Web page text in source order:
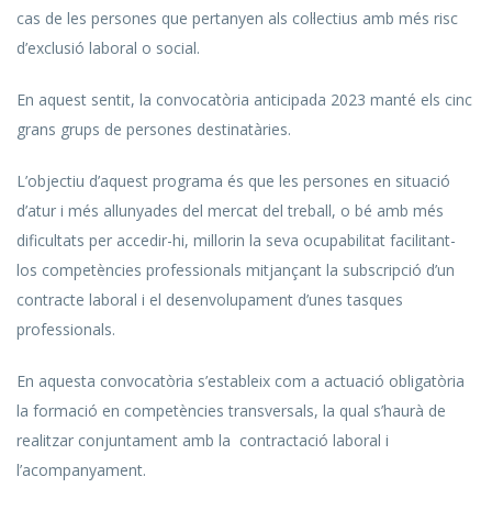
cas de les persones que pertanyen als col·lectius amb més risc
d’exclusió laboral o social.
En aquest sentit, la convocatòria anticipada 2023 manté els cinc
grans grups de persones destinatàries.
L’objectiu d’aquest programa és que les persones en situació
d’atur i més allunyades del mercat del treball, o bé amb més
dificultats per accedir-hi, millorin la seva ocupabilitat facilitant-
los competències professionals mitjançant la subscripció d’un
contracte laboral i el desenvolupament d’unes tasques
professionals.
En aquesta convocatòria s’estableix com a actuació obligatòria
la formació en competències transversals, la qual s’haurà de
realitzar conjuntament amb la contractació laboral i
l’acompanyament.